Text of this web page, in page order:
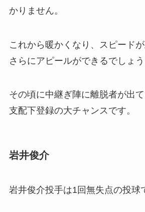
かりません。
これから暖かくなり、スピード
さらにアピールができるでしょう
その頃に中継ぎ陣に離脱者が出て
支配下登録の大チャンスです。
岩井俊介
岩井俊介投手は1回無失点の投球